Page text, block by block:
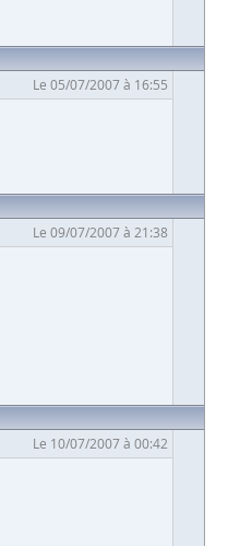
Le 05/07/2007 à 16:55
Le 09/07/2007 à 21:38
Le 10/07/2007 à 00:42